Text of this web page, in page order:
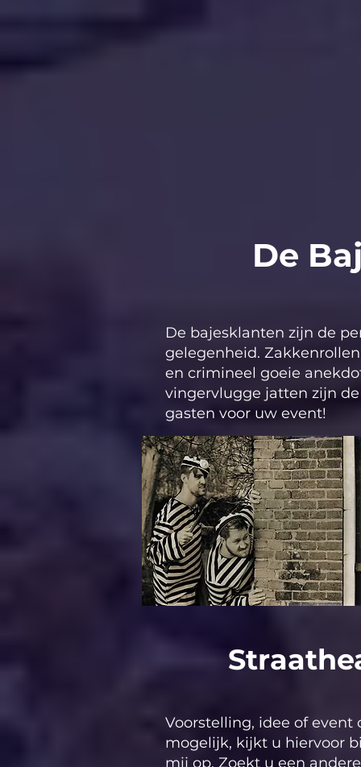
De
De bajesklanten zijn de
gelegenheid.
en crimineel goeie
vingervlugge jatten zijn
gasten voor uw event!
Voorstelling, idee of
mogelijk, kijkt u hiervoor
mij op. Zoekt u een